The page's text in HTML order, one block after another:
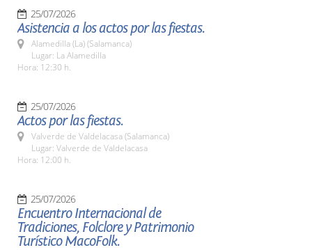
25/07/2026
Asistencia a los actos por las fiestas.
Alamedilla (La) (Salamanca)
Lugar: La Alamedilla
Hora: 12:30 h.
25/07/2026
Actos por las fiestas.
Valverde de Valdelacasa (Salamanca)
Lugar: Valverde de Valdelacasa
Hora: 12:00 h.
25/07/2026
Encuentro Internacional de
Tradiciones, Folclore y Patrimonio
Turístico MacoFolk.